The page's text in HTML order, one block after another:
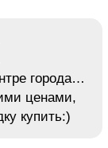
города…
ценами,
купить:)